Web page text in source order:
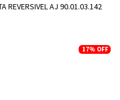
REVERSIVEL AJ 90.01.03.142
17% OFF